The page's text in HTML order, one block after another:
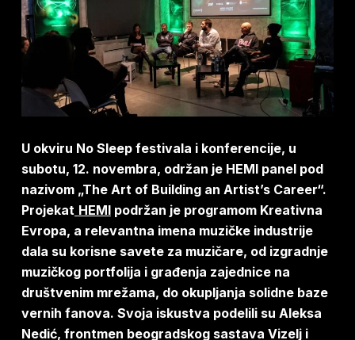
U okviru No Sleep festivala i konferencije, u
subotu, 12. novembra, održan je HEMI panel pod
nazivom „The Art of Building an Artist’s Career“.
Projekat HEMIpodržan je programom Kreativna
Evropa, a relevantna imena muzičke industrije
dala su korisne savete za muzičare, od izgradnje
muzičkog portfolija i građenja zajednice na
društvenim mrežama, do okupljanja solidne baze
vernih fanova. Svoja iskustva podelili su Aleksa
Nedić, frontmen beogradskog sastava Vizelj i